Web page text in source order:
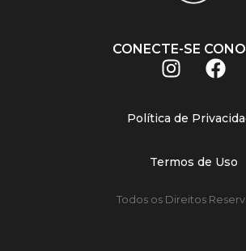
CONECTE-SE
Política de
Termos de Uso
Todos os Direitos